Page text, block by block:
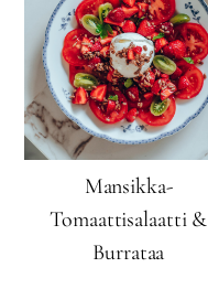
Mansikka-
Tomaattisalaatti &
Burrataa